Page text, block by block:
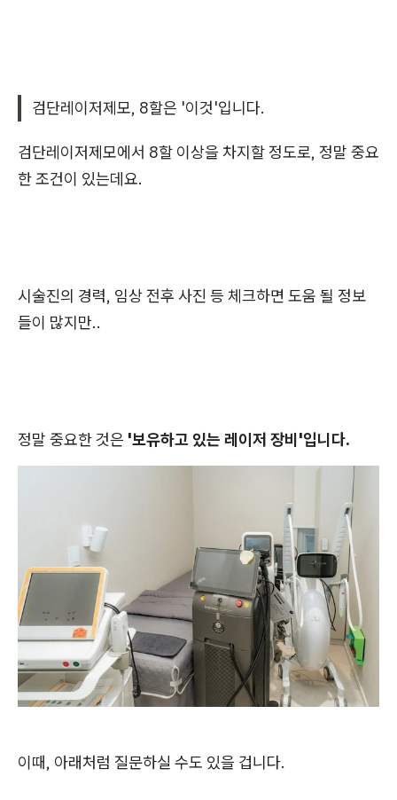
검단레이저제모, 8할은 '이것'입니다.
검단레이저제모에서 8할 이상을 차지할 정도로, 정말 중요
한 조건이 있는데요.
시술진의 경력, 임상 전후 사진 등 체크하면 도움 될 정보
들이 많지만..
정말 중요한 것은 '보유하고 있는 레이저 장비'입니다.
이때, 아래처럼 질문하실 수도 있을 겁니다.